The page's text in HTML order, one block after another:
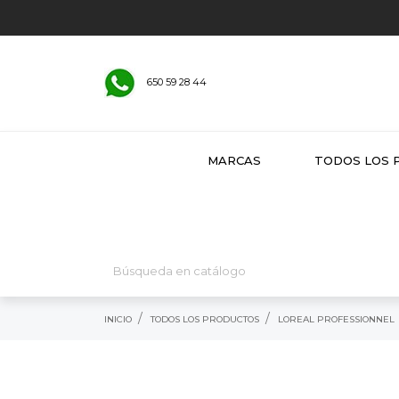
650 59 28 44
MARCAS TODOS LOS
INICIO TODOS LOS PRODUCTOS LOREAL PROFESSIONNEL